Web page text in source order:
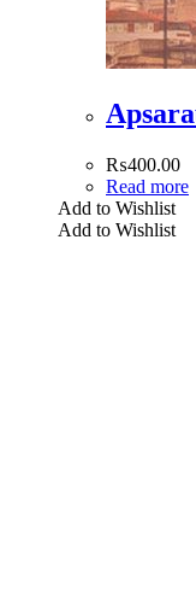
₨400.00
Read more
Add to Wishlist
Add to Wishlist